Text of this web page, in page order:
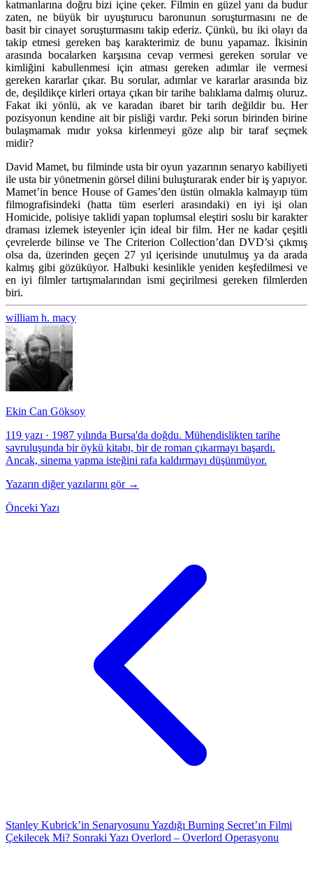
katmanlarına doğru bizi içine çeker. Filmin en güzel yanı da budur
zaten, ne büyük bir uyuşturucu baronunun soruşturmasını ne de
basit bir cinayet soruşturmasını takip ederiz. Çünkü, bu iki olayı da
takip etmesi gereken baş karakterimiz de bunu yapamaz. İkisinin
arasında bocalarken karşısına cevap vermesi gereken sorular ve
kimliğini kabullenmesi için atması gereken adımlar ile vermesi
gereken kararlar çıkar. Bu sorular, adımlar ve kararlar arasında biz
de, deşildikçe kirleri ortaya çıkan bir tarihe balıklama dalmış oluruz.
Fakat iki yönlü, ak ve karadan ibaret bir tarih değildir bu. Her
pozisyonun kendine ait bir pisliği vardır. Peki sorun birinden birine
bulaşmamak mıdır yoksa kirlenmeyi göze alıp bir taraf seçmek
midir?
David Mamet, bu filminde usta bir oyun yazarının senaryo kabiliyeti
ile usta bir yönetmenin görsel dilini buluşturarak ender bir iş yapıyor.
Mamet’in bence House of Games’den üstün olmakla kalmayıp tüm
filmografisindeki (hatta tüm eserleri arasındaki) en iyi işi olan
Homicide, polisiye taklidi yapan toplumsal eleştiri soslu bir karakter
draması izlemek isteyenler için ideal bir film. Her ne kadar çeşitli
çevrelerde bilinse ve The Criterion Collection’dan DVD’si çıkmış
olsa da, üzerinden geçen 27 yıl içerisinde unutulmuş ya da arada
kalmış gibi gözüküyor. Halbuki kesinlikle yeniden keşfedilmesi ve
en iyi filmler tartışmalarından ismi geçirilmesi gereken filmlerden
biri.
william h. macy
Ekin Can Göksoy
119 yazı · 1987 yılında Bursa'da doğdu. Mühendislikten tarihe
savruluşunda bir öykü kitabı, bir de roman çıkarmayı başardı.
Ancak, sinema yapma isteğini rafa kaldırmayı düşünmüyor.
Yazarın diğer yazılarını gör →
Önceki Yazı
Stanley Kubrick’in Senaryosunu Yazdığı Burning Secret’ın Filmi
Çekilecek Mi? Sonraki Yazı Overlord – Overlord Operasyonu